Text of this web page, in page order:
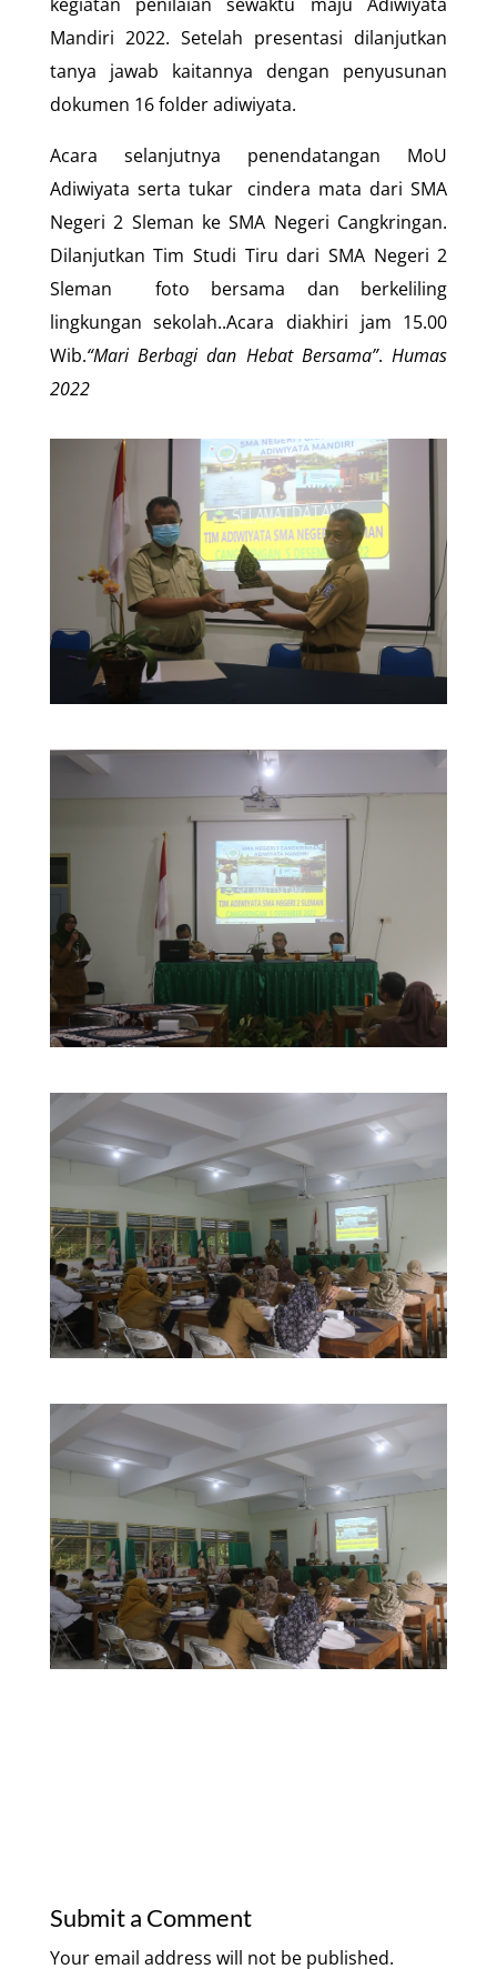
Mandiri 2022. Setelah presentasi dilanjutkan
tanya jawab kaitannya dengan penyusunan
dokumen 16 folder adiwiyata.
Acara selanjutnya penendatangan MoU
Adiwiyata serta tukar cindera mata dari SMA
Negeri 2 Sleman ke SMA Negeri Cangkringan.
Dilanjutkan Tim Studi Tiru dari SMA Negeri 2
Sleman foto bersama dan berkeliling
lingkungan sekolah..Acara diakhiri jam 15.00
Wib.“Mari Berbagi dan Hebat Bersama”.Humas
2022
Submit a Comment
Your email address will not be published.